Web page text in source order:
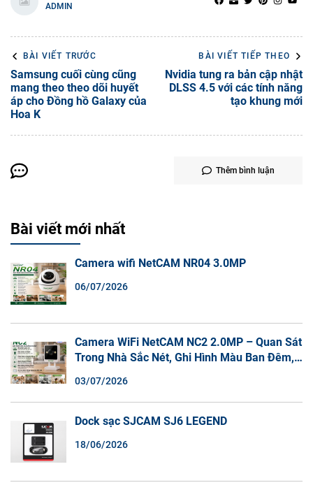
ADMIN
BÀI VIẾT TRƯỚC
Samsung cuối cùng cũng
mang theo theo dõi huyết
áp cho Đồng hồ Galaxy của
Hoa K
BÀI VIẾT TIẾP THEO
Nvidia tung ra bản cập nhật
DLSS 4.5 với các tính năng
tạo khung mới
Thêm bình luận
Bài viết mới nhất
Camera wifi NetCAM NR04 3.0MP
06/07/2026
Camera WiFi NetCAM NC2 2.0MP – Quan Sát
Trong Nhà Sắc Nét, Ghi Hình Màu Ban Đêm,
03/07/2026
Dock sạc SJCAM SJ6 LEGEND
18/06/2026